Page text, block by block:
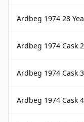
Ardbeg 1974 28 Year
Ardbeg 1974 Cask
Ardbeg 1974 Cask
Ardbeg 1974 Cask